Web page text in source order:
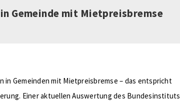
Gemeinde mit Mietpreisbremse
in Gemeinden mit Mietpreisbremse – das entspricht
Einer aktuellen Auswertung des Bundesinstituts